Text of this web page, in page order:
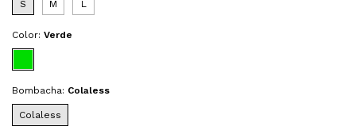
S M L
Color: Verde
Bombacha: Colaless
Colaless